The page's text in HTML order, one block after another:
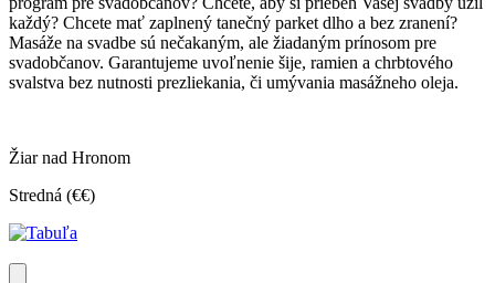
každý? Chcete mať zaplnený tanečný parket dlho a bez zranení?
Masáže na svadbe sú nečakaným, ale žiadaným prínosom pre
svadobčanov. Garantujeme uvoľnenie šije, ramien a chrbtového
svalstva bez nutnosti prezliekania, či umývania masážneho oleja.
Žiar nad Hronom
Stredná (€€)